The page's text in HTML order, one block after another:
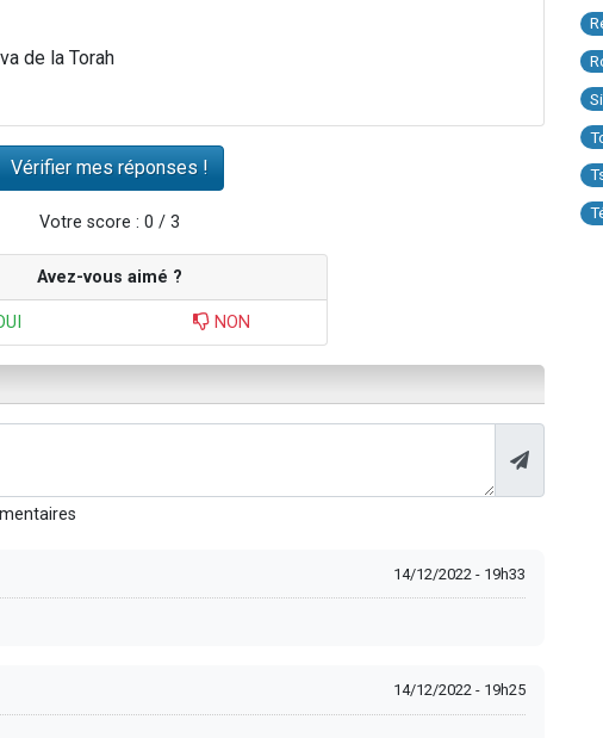
de la Torah
Votre score : 0 / 3
Avez-vous aimé ?
NON
14/12/2022 - 19h33
14/12/2022 - 19h25